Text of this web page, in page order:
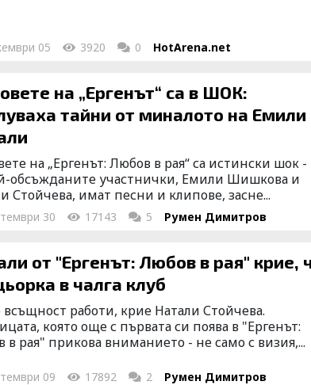
05 3920 0 HotArena.net
на „Ергенът“ са в ШОК:
тайни от миналото на Емили
на „Ергенът: Любов в рая“ са истински шок
обсъжданите участнички, Емили Шишкова и
Стойчева, имат песни и клипове, засне...
30 17143 5 Румен Димитров
от "Ергенът: Любов в рая" крие,
в чалга клуб
всъщност работи, крие Натали Стойчева.
която още с първата си поява в "Ергенът:
в рая" прикова вниманието - не само с визия,...
09 17892 2 Румен Димитров